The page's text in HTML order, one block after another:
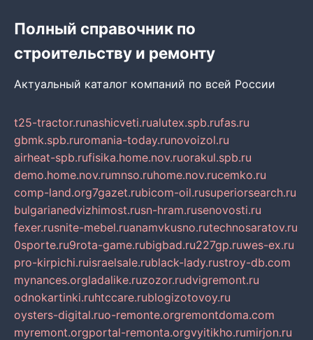
Полный справочник по
строительству и ремонту
Актуальный каталог компаний по всей России
t25-tractor.runashicveti.rualutex.spb.rufas.ru
gbmk.spb.ruromania-today.runovoizol.ru
airheat-spb.rufisika.home.nov.ruorakul.spb.ru
demo.home.nov.rumnso.ruhome.nov.rucemko.ru
comp-land.org7gazet.rubicom-oil.rusuperiorsearch.ru
bulgarianedvizhimost.rusn-hram.rusenovosti.ru
fexer.rusnite-mebel.ruanamvkusno.rutechnosaratov.ru
0sporte.ru9rota-game.rubigbad.ru227gp.ruwes-ex.ru
pro-kirpichi.ruisraelsale.rublack-lady.rustroy-db.com
mynances.orgladalike.ruzozor.rudvigremont.ru
odnokartinki.ruhtccare.rublogizotovoy.ru
oysters-digital.ruo-remonte.orgremontdoma.com
myremont.orgportal-remonta.orgvyitikho.rumirjon.ru